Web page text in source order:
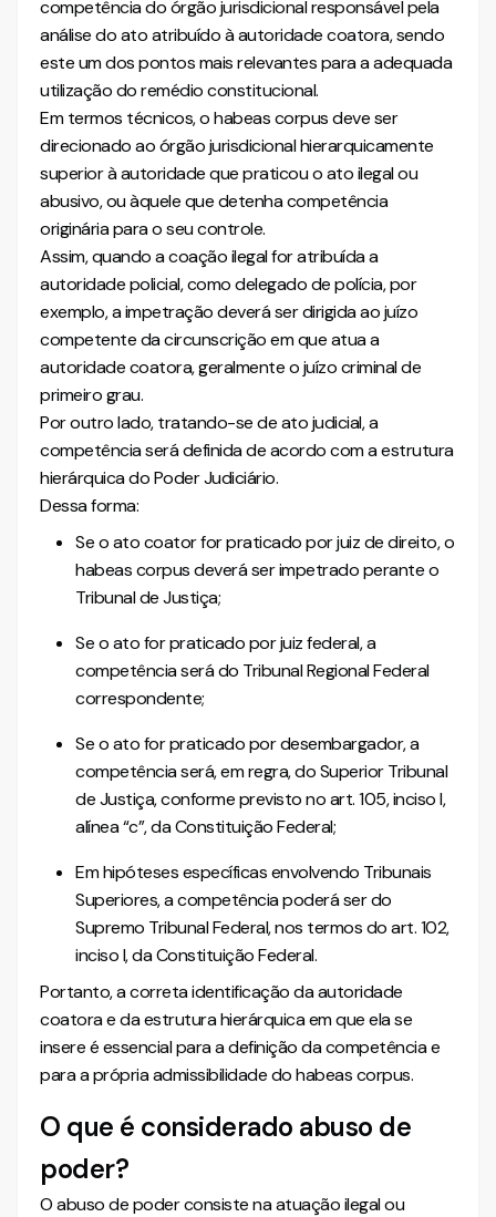
competência do órgão jurisdicional responsável pela
análise do ato atribuído à autoridade coatora, sendo
este um dos pontos mais relevantes para a adequada
utilização do remédio constitucional.
Em termos técnicos, o habeas corpus deve ser
direcionado ao órgão jurisdicional hierarquicamente
superior à autoridade que praticou o ato ilegal ou
abusivo, ou àquele que detenha competência
originária para o seu controle.
Assim, quando a coação ilegal for atribuída a
autoridade policial, como delegado de polícia, por
exemplo, a impetração deverá ser dirigida ao juízo
competente da circunscrição em que atua a
autoridade coatora, geralmente o juízo criminal de
primeiro grau.
Por outro lado, tratando-se de ato judicial, a
competência será definida de acordo com a estrutura
hierárquica do Poder Judiciário.
Dessa forma:
Se o ato coator for praticado por juiz de direito, o
habeas corpus deverá ser impetrado perante o
Tribunal de Justiça;
Se o ato for praticado por juiz federal, a
competência será do Tribunal Regional Federal
correspondente;
Se o ato for praticado por desembargador, a
competência será, em regra, do Superior Tribunal
de Justiça, conforme previsto no art. 105, inciso I,
alínea “c”, da Constituição Federal;
Em hipóteses específicas envolvendo Tribunais
Superiores, a competência poderá ser do
Supremo Tribunal Federal, nos termos do art. 102,
inciso I, da Constituição Federal.
Portanto, a correta identificação da autoridade
coatora e da estrutura hierárquica em que ela se
insere é essencial para a definição da competência e
para a própria admissibilidade do habeas corpus.
O que é considerado abuso de
poder?
O abuso de poder consiste na atuação ilegal ou